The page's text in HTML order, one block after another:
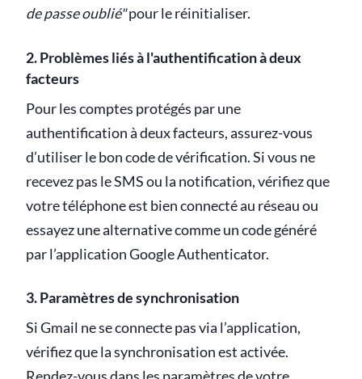
de passe oublié"pour le réinitialiser.
2. Problèmes liés à l'authentification à deux
facteurs
Pour les comptes protégés par une
authentification à deux facteurs, assurez-vous
d’utiliser le bon code de vérification. Si vous ne
recevez pas le SMS ou la notification, vérifiez que
votre téléphone est bien connecté au réseau ou
essayez une alternative comme un code généré
par l’application Google Authenticator.
3. Paramètres de synchronisation
Si Gmail ne se connecte pas via l’application,
vérifiez que la synchronisation est activée.